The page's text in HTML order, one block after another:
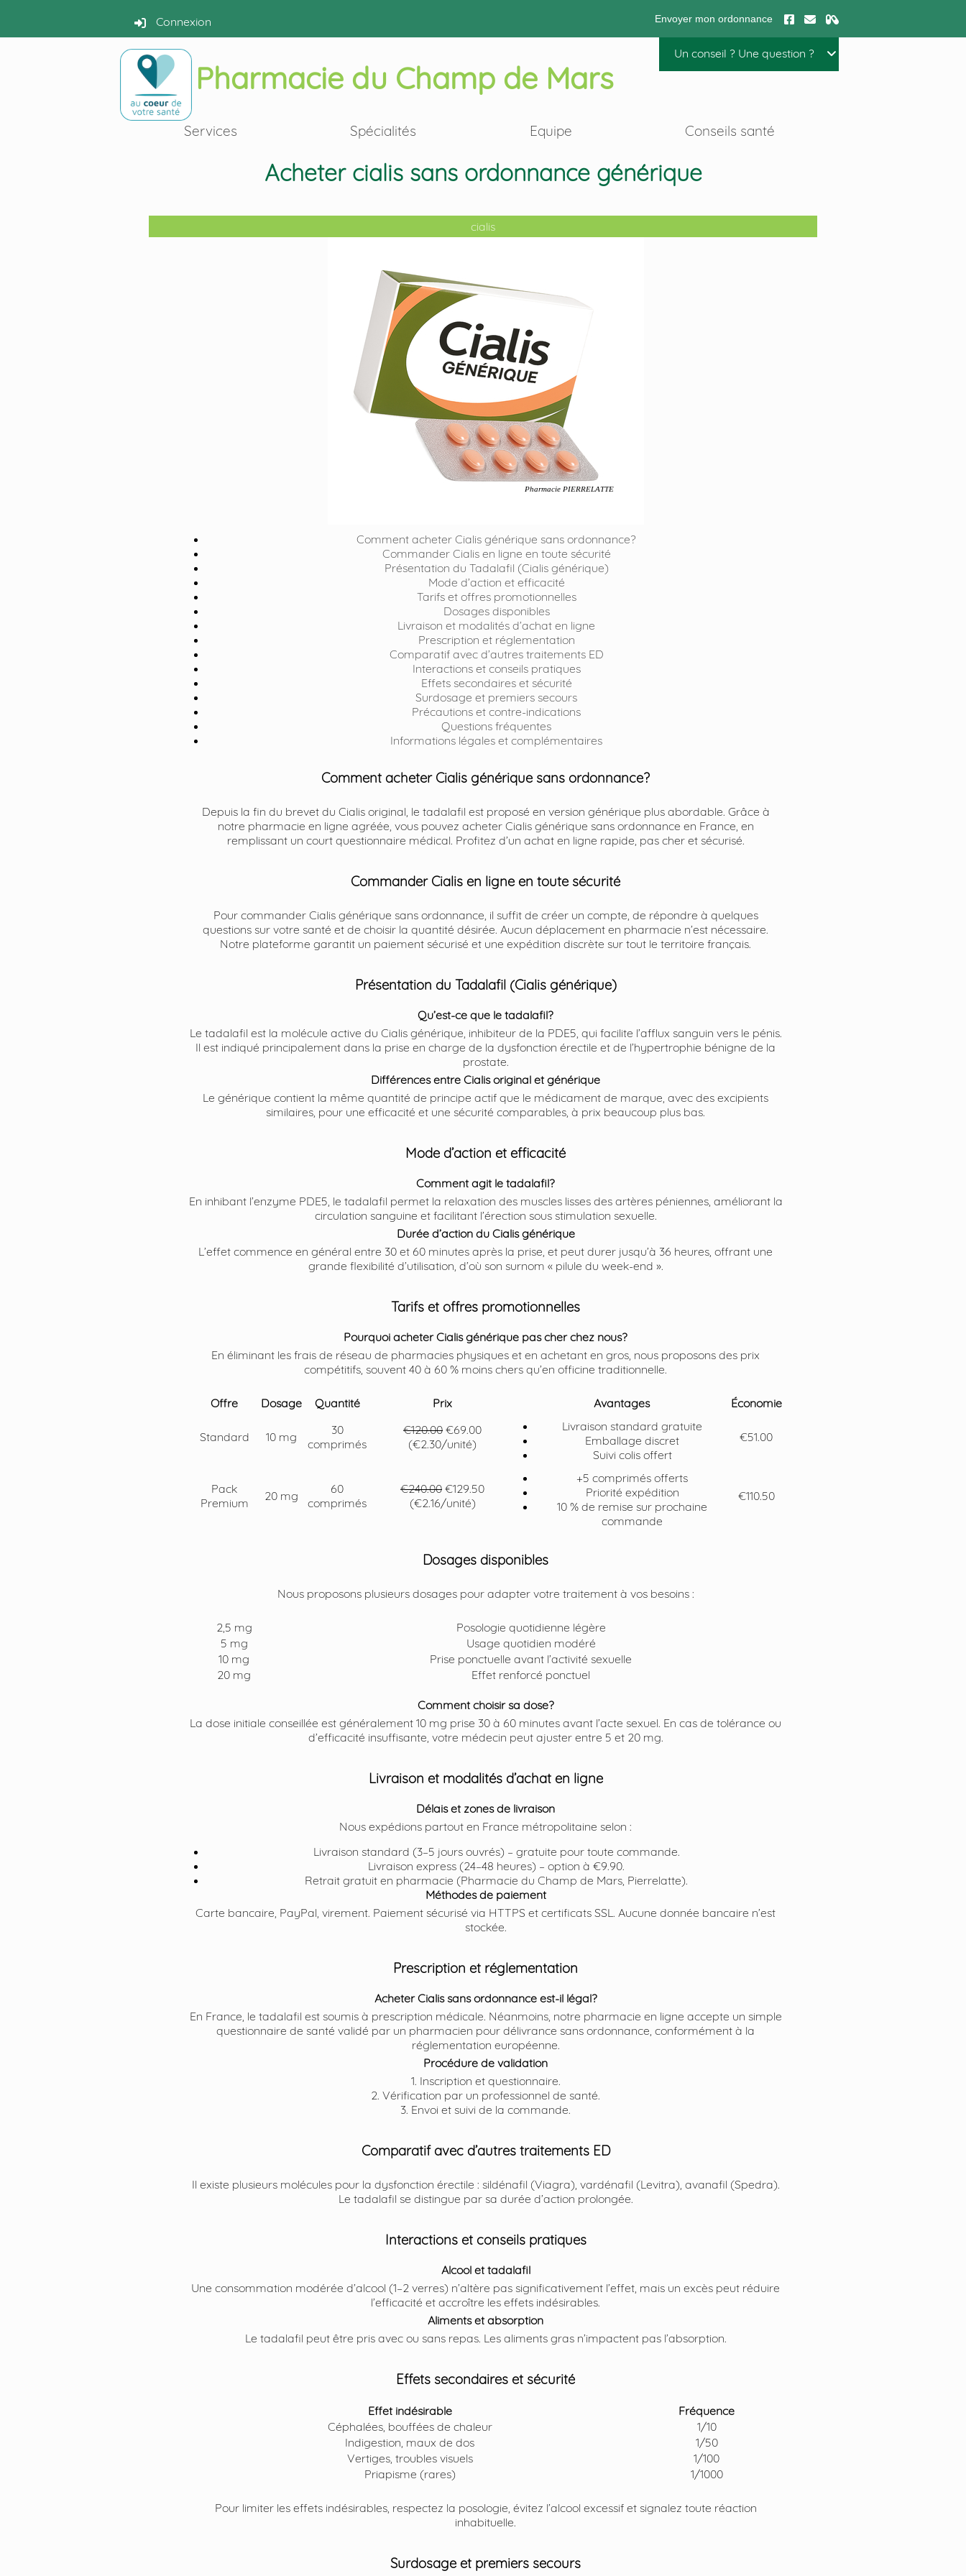
Connexion Envoyer mon ordonnance
Un conseil ? Une question ?
Pharmacie du Champ de Mars
Services Spécialités Equipe Conseils santé
Acheter cialis sans ordonnance générique
cialis
Comment acheter Cialis générique sans ordonnance?
Commander Cialis en ligne en toute sécurité
Présentation du Tadalafil (Cialis générique)
Mode d’action et efficacité
Tarifs et offres promotionnelles
Dosages disponibles
Livraison et modalités d’achat en ligne
Prescription et réglementation
Comparatif avec d’autres traitements ED
Interactions et conseils pratiques
Effets secondaires et sécurité
Surdosage et premiers secours
Précautions et contre-indications
Questions fréquentes
Informations légales et complémentaires
Comment acheter Cialis générique sans ordonnance?
Depuis la fin du brevet du Cialis original, le tadalafil est proposé en version générique plus abordable. Grâce à
notre pharmacie en ligne agréée, vous pouvez acheter Cialis générique sans ordonnance en France, en
remplissant un court questionnaire médical. Profitez d’un achat en ligne rapide, pas cher et sécurisé.
Commander Cialis en ligne en toute sécurité
Pour commander Cialis générique sans ordonnance, il suffit de créer un compte, de répondre à quelques
questions sur votre santé et de choisir la quantité désirée. Aucun déplacement en pharmacie n’est nécessaire.
Notre plateforme garantit un paiement sécurisé et une expédition discrète sur tout le territoire français.
Présentation du Tadalafil (Cialis générique)
Qu’est-ce que le tadalafil?
Le tadalafil est la molécule active du Cialis générique, inhibiteur de la PDE5, qui facilite l’afflux sanguin vers le pénis.
Il est indiqué principalement dans la prise en charge de la dysfonction érectile et de l’hypertrophie bénigne de la
prostate.
Différences entre Cialis original et générique
Le générique contient la même quantité de principe actif que le médicament de marque, avec des excipients
similaires, pour une efficacité et une sécurité comparables, à prix beaucoup plus bas.
Mode d’action et efficacité
Comment agit le tadalafil?
En inhibant l’enzyme PDE5, le tadalafil permet la relaxation des muscles lisses des artères péniennes, améliorant la
circulation sanguine et facilitant l’érection sous stimulation sexuelle.
Durée d’action du Cialis générique
L’effet commence en général entre 30 et 60 minutes après la prise, et peut durer jusqu’à 36 heures, offrant une
grande flexibilité d’utilisation, d’où son surnom « pilule du week-end ».
Tarifs et offres promotionnelles
Pourquoi acheter Cialis générique pas cher chez nous?
En éliminant les frais de réseau de pharmacies physiques et en achetant en gros, nous proposons des prix
compétitifs, souvent 40 à 60 % moins chers qu’en officine traditionnelle.
Offre Dosage Quantité Prix Avantages Économie
Standard 10 mg
30
comprimés
€120.00 €69.00
(€2.30/unité)
Livraison standard gratuite
Emballage discret
Suivi colis offert
€51.00
Pack
Premium
20 mg
60
comprimés
€240.00 €129.50
(€2.16/unité)
+5 comprimés offerts
Priorité expédition
10 % de remise sur prochaine
commande
€110.50
Dosages disponibles
Nous proposons plusieurs dosages pour adapter votre traitement à vos besoins :
2,5 mg
Posologie quotidienne légère
5 mg
Usage quotidien modéré
10 mg
Prise ponctuelle avant l’activité sexuelle
20 mg
Effet renforcé ponctuel
Comment choisir sa dose?
La dose initiale conseillée est généralement 10 mg prise 30 à 60 minutes avant l’acte sexuel. En cas de tolérance ou
d’efficacité insuffisante, votre médecin peut ajuster entre 5 et 20 mg.
Livraison et modalités d’achat en ligne
Délais et zones de livraison
Nous expédions partout en France métropolitaine selon :
Livraison standard (3–5 jours ouvrés) – gratuite pour toute commande.
Livraison express (24–48 heures) – option à €9.90.
Retrait gratuit en pharmacie (Pharmacie du Champ de Mars, Pierrelatte).
Méthodes de paiement
Carte bancaire, PayPal, virement. Paiement sécurisé via HTTPS et certificats SSL. Aucune donnée bancaire n’est
stockée.
Prescription et réglementation
Acheter Cialis sans ordonnance est-il légal?
En France, le tadalafil est soumis à prescription médicale. Néanmoins, notre pharmacie en ligne accepte un simple
questionnaire de santé validé par un pharmacien pour délivrance sans ordonnance, conformément à la
réglementation européenne.
Procédure de validation
1. Inscription et questionnaire.
2. Vérification par un professionnel de santé.
3. Envoi et suivi de la commande.
Comparatif avec d’autres traitements ED
Il existe plusieurs molécules pour la dysfonction érectile : sildénafil (Viagra), vardénafil (Levitra), avanafil (Spedra).
Le tadalafil se distingue par sa durée d’action prolongée.
Interactions et conseils pratiques
Alcool et tadalafil
Une consommation modérée d’alcool (1–2 verres) n’altère pas significativement l’effet, mais un excès peut réduire
l’efficacité et accroître les effets indésirables.
Aliments et absorption
Le tadalafil peut être pris avec ou sans repas. Les aliments gras n’impactent pas l’absorption.
Effets secondaires et sécurité
Effet indésirable
Fréquence
Céphalées, bouffées de chaleur
1/10
Indigestion, maux de dos
1/50
Vertiges, troubles visuels
1/100
Priapisme (rares)
1/1000
Pour limiter les effets indésirables, respectez la posologie, évitez l’alcool excessif et signalez toute réaction
inhabituelle.
Surdosage et premiers secours